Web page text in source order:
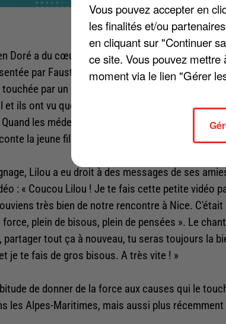
Doré a du cœur. Il l'a encore montré vendredi
par Faustine Bollaert et centrée sur les
par un sarcome du foie. « Un jour, j'avais
et ils ont vu que j'avais une appendicite. En
les médecins sont venus m'expliquer,
la jeune fille de 11 ans.
Lilou a eu droit à des messages de ses
: « Coucou Lilou ! Je te fais cette petite vidéo
très bien de notre rencontre à Nice.
plein de bisous, plein de pensées ». Le
partager tout ça à nouveau, tu seras toujours la
je te fais de gros bisous. A très vite ! »
de donner de la force aux causes qui le
les Alpes-Maritimes, mais aussi plus récemment
Vous pouvez accepter en
les finalités et/ou
en cliquant sur "Continuer
ce site. Vous pouvez
moment via le lien "Gérer